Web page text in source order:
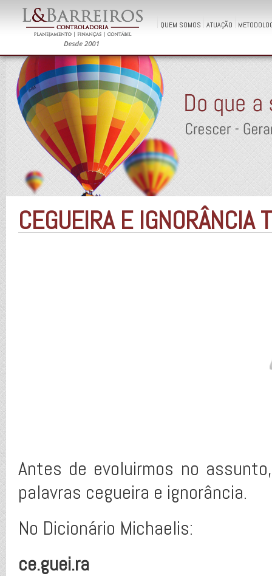
QUEM SOMOS ATUAÇÃO
CEGUEIRA E IGNORÂNCIA
Antes de evoluirmos no
palavras cegueira e ignorância.
No Dicionário Michaelis:
ce.guei.ra